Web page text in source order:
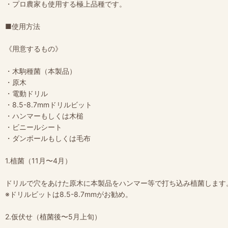
・プロ農家も使用する極上品種です。
■使用方法
《用意するもの》
・木駒種菌（本製品）
・原木
・電動ドリル
・8.5-8.7mmドリルビット
・ハンマーもしくは木槌
・ビニールシート
・ダンボールもしくは毛布
1.植菌（11月〜4月）
ドリルで穴をあけた原木に本製品をハンマー等で打ち込み植菌します
※ドリルビットは8.5-8.7mmがお勧め。
2.仮伏せ（植菌後〜5月上旬）